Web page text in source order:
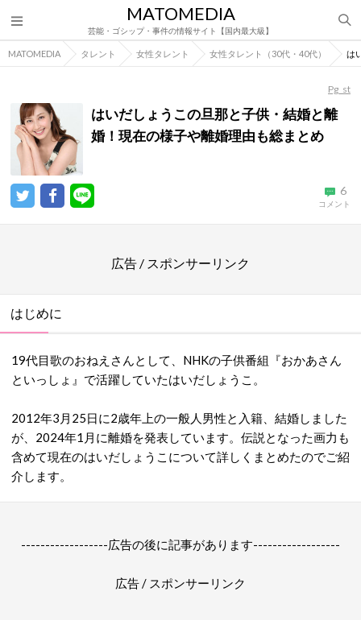
MATOMEDIA
芸能・ゴシップ・事件の情報サイト【国内最大級】
MATOMEDIA タレント 女性タレント 女性タレント（30代・40代） は
Pg_st
はいだしょうこの旦那と子供・結婚と離
婚！現在の様子や離婚理由も総まとめ
6
コメント
広告 / スポンサーリンク
はじめに
19代目歌のおねえさんとして、NHKの子供番組『おかあさん
といっしょ』で活躍していたはいだしょうこ。
2012年3月25日に2歳年上の一般人男性と入籍、結婚しました
が、2024年1月に離婚を発表しています。伝説となった画力も
含めて現在のはいだしょうこについて詳しくまとめたのでご紹
介します。
------------------広告の後に記事があります------------------
広告 / スポンサーリンク